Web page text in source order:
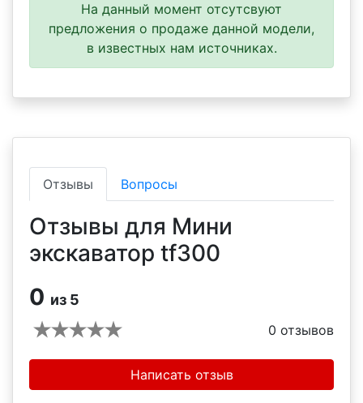
На данный момент отсутсвуют
предложения о продаже данной модели,
в известных нам источниках.
Отзывы Вопросы
Отзывы для Мини
экскаватор tf300
0 из 5
0 отзывов
Написать отзыв